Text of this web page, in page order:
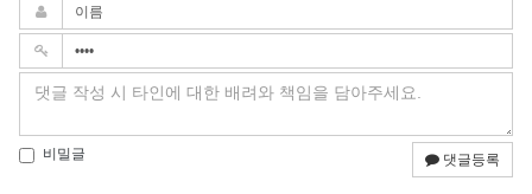
비밀글 댓글등록